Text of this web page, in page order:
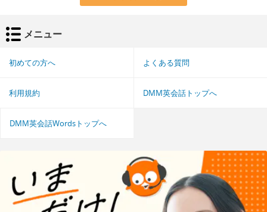
メニュー
初めての方へ よくある質問
利用規約 DMM英会話トップへ
DMM英会話Wordsトップへ